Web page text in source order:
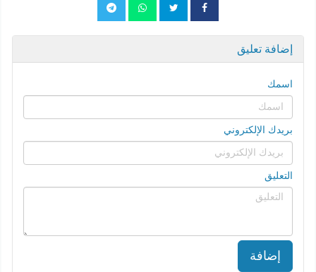
إضافة تعليق
اسمك
بريدك الإلكتروني
التعليق
إضافة